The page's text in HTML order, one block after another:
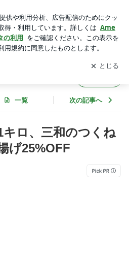
稼ぎ☆☆
ブログの更新通知
を受け取りまし
開く
一覧 次の記事へ
ロ、三和のつくね
げ25%OFF